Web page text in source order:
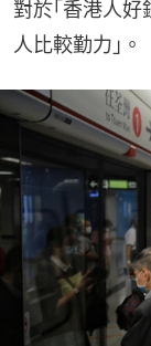
對於｢香港人好
人比較勤力｣。